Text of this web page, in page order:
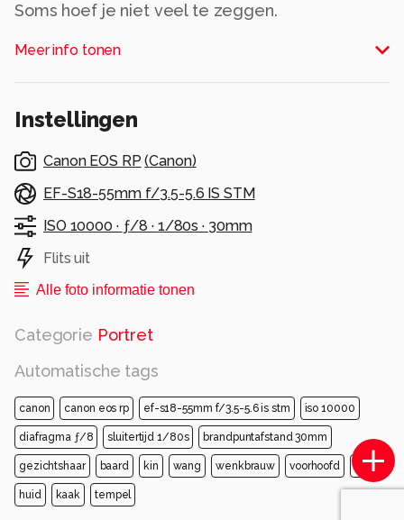
Soms hoef je niet veel te zeggen.
Dit is precies wat ik vastleg, echte mensen met
echte verhalen.
Alle rechten voorbehouden
Meer info tonen
Instellingen
Canon EOS RP (Canon)
EF-S18-55mm f/3.5-5.6 IS STM
ISO 10000 · ƒ/8 · 1/80s · 30mm
Flits uit
Alle foto informatie tonen
Categorie Portret
Automatische tags
canon canon eos rp ef-s18-55mm f/3.5-5.6 is stm iso 10000
diafragma ƒ/8 sluitertijd 1/80s brandpuntafstand 30mm
gezichtshaar baard kin wang wenkbrauw voorhoofd snor
huid kaak tempel